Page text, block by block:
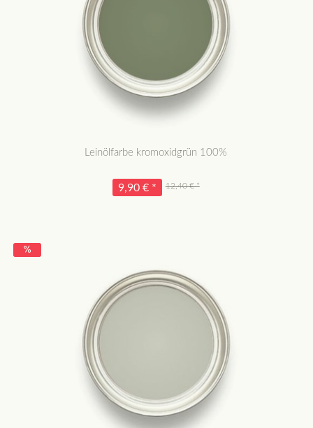
Leinölfarbe kromoxidgrün 100%
12,40 € *
9,90 € *